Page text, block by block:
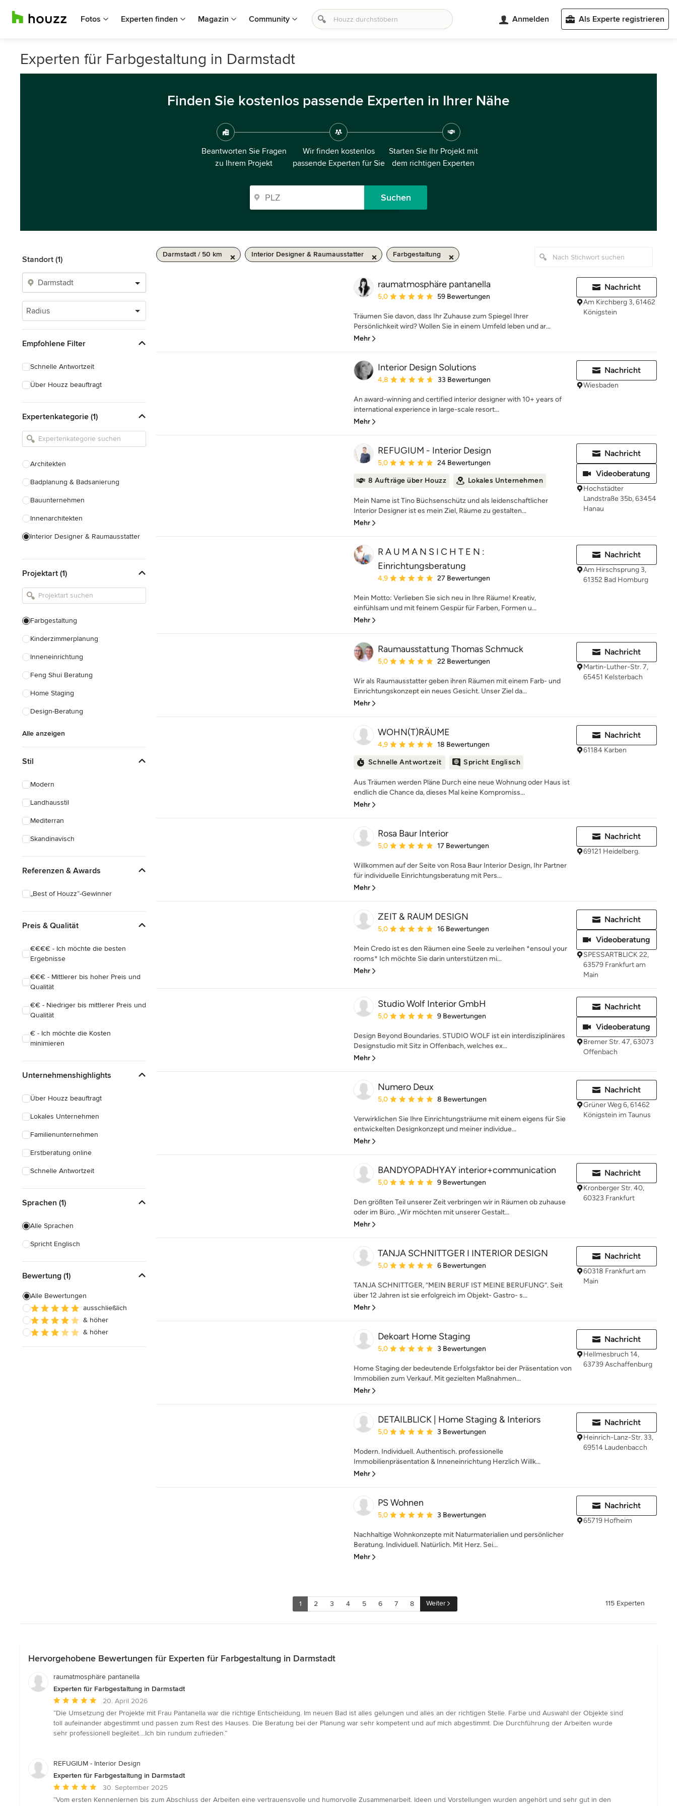
Fotos Experten finden Magazin Community Anmelden Als Experte registrieren
Experten für Farbgestaltung in Darmstadt
Finden Sie kostenlos passende Experten in Ihrer Nähe
Beantworten Sie Fragen
zu Ihrem Projekt
Wir finden kostenlos
passende Experten für Sie
Starten Sie Ihr Projekt mit
dem richtigen Experten
Suchen
Standort (1)
Radius
Empfohlene Filter
Schnelle Antwortzeit
Über Houzz beauftragt
Expertenkategorie (1)
Architekten
Badplanung & Badsanierung
Bauunternehmen
Innenarchitekten
Interior Designer & Raumausstatter
Landschaftsarchitekten
Armaturen & Sanitärbedarf
Einbauschränke
Projektart (1)
Farbgestaltung
Kinderzimmerplanung
Inneneinrichtung
Feng Shui Beratung
Home Staging
Design-Beratung
Alle anzeigen
Stil
Modern
Landhausstil
Mediterran
Skandinavisch
Referenzen & Awards
„Best of Houzz“-Gewinner
Preis & Qualität
€€€€ - Ich möchte die besten
Ergebnisse
€€€ - Mittlerer bis hoher Preis und
Qualität
€€ - Niedriger bis mittlerer Preis und
Qualität
€ - Ich möchte die Kosten
minimieren
Unternehmenshighlights
Über Houzz beauftragt
Lokales Unternehmen
Familienunternehmen
Erstberatung online
Schnelle Antwortzeit
Sprachen (1)
Alle Sprachen
Spricht Englisch
Bewertung (1)
Alle Bewertungen
ausschließlich
& höher
& höher
Darmstadt / 50 km Interior Designer & Raumausstatter Farbgestaltung
raumatmosphäre pantanella
Durchschnittliche Bewertung: 5 von 5 Sternen
5,0 59 Bewertungen
Träumen Sie davon, dass Ihr Zuhause zum Spiegel Ihrer
Persönlichkeit wird? Wollen Sie in einem Umfeld leben und ar...
Mehr
Nachricht
Am Kirchberg 3, 61462
Königstein
Interior Design Solutions
Durchschnittliche Bewertung: 4.8 von 5 Sternen
4,8 33 Bewertungen
An award-winning and certified interior designer with 10+ years of
international experience in large-scale resort...
Mehr
Nachricht
Wiesbaden
REFUGIUM - Interior Design
Durchschnittliche Bewertung: 5 von 5 Sternen
5,0 24 Bewertungen
8 Aufträge über Houzz Lokales Unternehmen
Mein Name ist Tino Büchsenschütz und als leidenschaftlicher
Interior Designer ist es mein Ziel, Räume zu gestalten...
Mehr
Nachricht
Videoberatung
Hochstädter
Landstraße 35b, 63454
Hanau
R A U M A N S I C H T E N :
Einrichtungsberatung
Durchschnittliche Bewertung: 4.9 von 5 Sternen
4,9 27 Bewertungen
Mein Motto: Verlieben Sie sich neu in Ihre Räume! Kreativ,
einfühlsam und mit feinem Gespür für Farben, Formen u...
Mehr
Nachricht
Am Hirschsprung 3,
61352 Bad Homburg
Raumausstattung Thomas Schmuck
Durchschnittliche Bewertung: 5 von 5 Sternen
5,0 22 Bewertungen
Wir als Raumausstatter geben ihren Räumen mit einem Farb- und
Einrichtungskonzept ein neues Gesicht. Unser Ziel da...
Mehr
Nachricht
Martin-Luther-Str. 7,
65451 Kelsterbach
WOHN(T)RÄUME
Durchschnittliche Bewertung: 4.9 von 5 Sternen
4,9 18 Bewertungen
Schnelle Antwortzeit Spricht Englisch
Aus Träumen werden Pläne Durch eine neue Wohnung oder Haus ist
endlich die Chance da, dieses Mal keine Kompromiss...
Mehr
Nachricht
61184 Karben
Rosa Baur Interior
Durchschnittliche Bewertung: 5 von 5 Sternen
5,0 17 Bewertungen
Willkommen auf der Seite von Rosa Baur Interior Design, Ihr Partner
für individuelle Einrichtungsberatung mit Pers...
Mehr
Nachricht
69121 Heidelberg.
ZEIT & RAUM DESIGN
Durchschnittliche Bewertung: 5 von 5 Sternen
5,0 16 Bewertungen
Mein Credo ist es den Räumen eine Seele zu verleihen *ensoul your
rooms* Ich möchte Sie darin unterstützen mi...
Mehr
Nachricht
Videoberatung
SPESSARTBLICK 22,
63579 Frankfurt am
Main
Studio Wolf Interior GmbH
Durchschnittliche Bewertung: 5 von 5 Sternen
5,0 9 Bewertungen
Design Beyond Boundaries. STUDIO WOLF ist ein interdisziplinäres
Designstudio mit Sitz in Offenbach, welches ex...
Mehr
Nachricht
Videoberatung
Bremer Str. 47, 63073
Offenbach
Numero Deux
Durchschnittliche Bewertung: 5 von 5 Sternen
5,0 8 Bewertungen
Verwirklichen Sie Ihre Einrichtungsträume mit einem eigens für Sie
entwickelten Designkonzept und meiner individue...
Mehr
Nachricht
Grüner Weg 6, 61462
Königstein im Taunus
BANDYOPADHYAY interior+communication
Durchschnittliche Bewertung: 5 von 5 Sternen
5,0 9 Bewertungen
Den größten Teil unserer Zeit verbringen wir in Räumen ob zuhause
oder im Büro. „Wir möchten mit unserer Gestalt...
Mehr
Nachricht
Kronberger Str. 40,
60323 Frankfurt
TANJA SCHNITTGER I INTERIOR DESIGN
Durchschnittliche Bewertung: 5 von 5 Sternen
5,0 6 Bewertungen
TANJA SCHNITTGER, “MEIN BERUF IST MEINE BERUFUNG“. Seit
über 12 Jahren ist sie erfolgreich im Objekt- Gastro- s...
Mehr
Nachricht
60318 Frankfurt am
Main
Dekoart Home Staging
Durchschnittliche Bewertung: 5 von 5 Sternen
5,0 3 Bewertungen
Home Staging der bedeutende Erfolgsfaktor bei der Präsentation von
Immobilien zum Verkauf. Mit gezielten Maßnahmen...
Mehr
Nachricht
Hellmesbruch 14,
63739 Aschaffenburg
DETAILBLICK | Home Staging & Interiors
Durchschnittliche Bewertung: 5 von 5 Sternen
5,0 3 Bewertungen
Modern. Individuell. Authentisch. professionelle
Immobilienpräsentation & Inneneinrichtung Herzlich Willk...
Mehr
Nachricht
Heinrich-Lanz-Str. 33,
69514 Laudenbacch
PS Wohnen
Durchschnittliche Bewertung: 5 von 5 Sternen
5,0 3 Bewertungen
Nachhaltige Wohnkonzepte mit Naturmaterialien und persönlicher
Beratung. Individuell. Natürlich. Mit Herz. Sei...
Mehr
Nachricht
65719 Hofheim
1 2 3 4 5 6 7 8 Weiter 115 Experten
Hervorgehobene Bewertungen für Experten für Farbgestaltung in Darmstadt
raumatmosphäre pantanella
Experten für Farbgestaltung in Darmstadt
Durchschnittliche
Bewertung:
5
von
20. April 2026
“Die Umsetzung der Projekte mit Frau Pantanella war die richtige Entscheidung. Im neuen Bad ist alles gelungen und alles an der richtigen Stelle. Farbe und Auswahl der Objekte sind
toll aufeinander abgestimmt und passen zum Rest des Hauses. Die Beratung bei der Planung war sehr kompetent und auf mich abgestimmt. Die Durchführung der Arbeiten wurde
sehr professionell begleitet....Ich bin rundum zufrieden.”
REFUGIUM - Interior Design
Experten für Farbgestaltung in Darmstadt
Durchschnittliche
Bewertung:
30. September 2025
“Vom ersten Kennenlernen bis zum Abschluss der Arbeiten eine vertrauensvolle und humorvolle Zusammenarbeit. Ideen und Vorstellungen wurden angehört und sehr gut in den